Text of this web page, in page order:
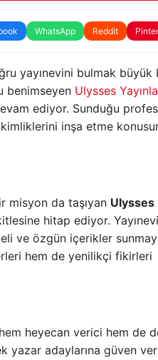
WhatsApp Reddit
yayınevini bulmak büyük
benimseyen Ulysses
ediyor. Sunduğu
inşa etme
misyon da taşıyan Ulysses
hitap ediyor.
ve özgün içerikler
hem de yenilikçi fikirleri
heyecan verici hem de
yazar adaylarına güven